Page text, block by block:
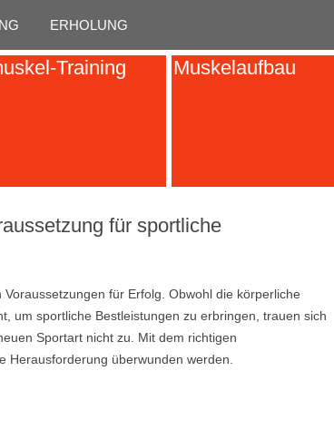
ERHOLUNG
Training Muskelaufbau
für sportliche
für Erfolg. Obwohl die körperliche
um sportliche Bestleistungen zu erbringen, trauen sich
Sportart nicht zu. Mit dem richtigen
Herausforderung überwunden werden.